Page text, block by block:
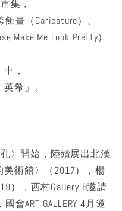
集，
畫（Caricature）。
Make Me Look Pretty）
，
希」。
〉開始，陸續展出北漢
術館〉（2017），楊
），西村Gallery B邀請
會ART GALLERY 4月邀